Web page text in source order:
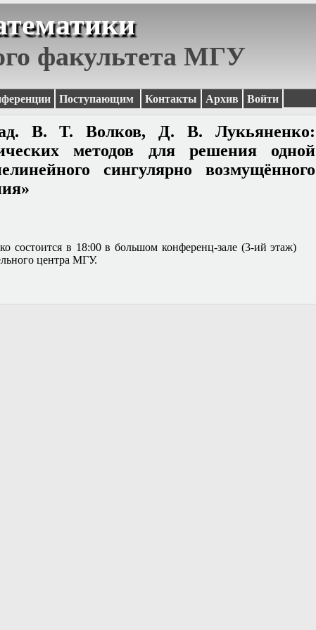
факультета МГУ
Поступающим Контакты Архив Войти
В. Т. Волков, Д. В. Лукьяненко:
методов для решения одной
сингулярно возмущённого
состоится в 18:00 в большом конференц-зале (3-ий этаж)
центра МГУ.